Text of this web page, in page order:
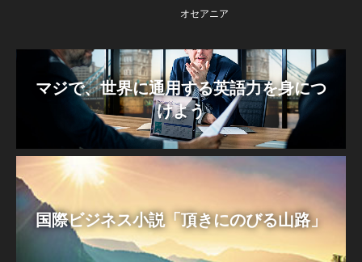
オセアニア
マジで、世界に通用する英語力を身につ
けよう
国際ビジネス小説「頂きにのびる山路」